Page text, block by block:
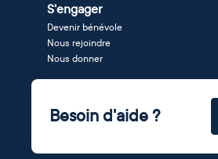
S'engager
Devenir bénévole
Nous rejoindre
Nous donner
Besoin d'aide ?